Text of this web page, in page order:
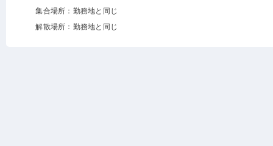
集合場所：勤務地と同じ
解散場所：勤務地と同じ